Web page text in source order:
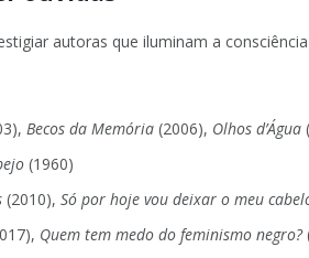
autoras que iluminam a
Becos da Memória (2006), Olhos d’Água
(1960)
(2010), Só por hoje vou deixar o meu
Quem tem medo do feminismo negro?